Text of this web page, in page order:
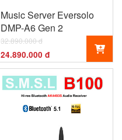
Music Server Eversolo
DMP-A6 Gen 2
32.890.000 đ
24.890.000 đ